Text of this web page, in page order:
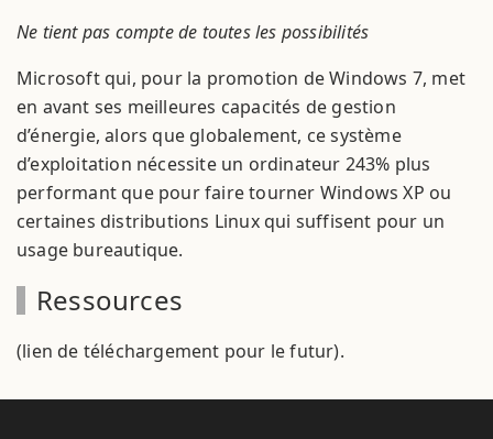
Ne tient pas compte de toutes les possibilités
Microsoft qui, pour la promotion de Windows 7, met
en avant ses meilleures capacités de gestion
d’énergie, alors que globalement, ce système
d’exploitation nécessite un ordinateur 243% plus
performant que pour faire tourner Windows XP ou
certaines distributions Linux qui suffisent pour un
usage bureautique.
Ressources
(lien de téléchargement pour le futur).